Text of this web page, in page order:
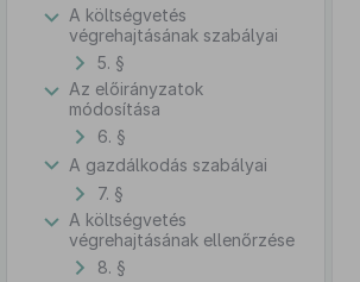
A költségvetés
végrehajtásának szabályai
5. §
Az előirányzatok
módosítása
6. §
A gazdálkodás szabályai
7. §
A költségvetés
végrehajtásának ellenőrzése
8. §